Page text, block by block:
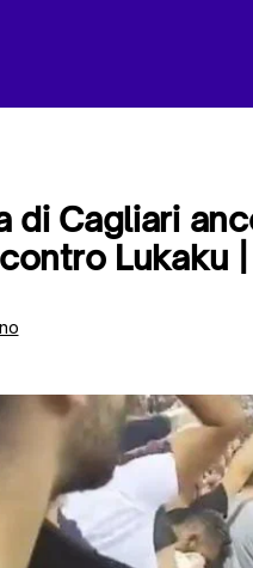
di Cagliari
Lukaku |